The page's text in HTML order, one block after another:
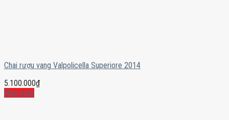
Chai rượu vang Valpolicella Superiore 2014
5.100.000₫
Mua ngay